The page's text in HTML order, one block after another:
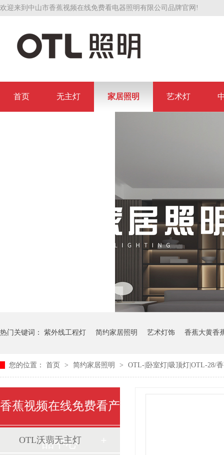
欢迎来到中山市香蕉视频在线免费看电器照明有限公司品牌官网!
首页 无主灯 家居照明 艺术灯
热门关键词： 紫外线工程灯 简约家居照明 艺术灯饰 香蕉大黄香
您的位置： 首页 > 简约家居照明 > OTL-|卧室灯|吸顶灯|OTL-28/
香蕉视频在线免费看产
品中心
OTL沃翡无主灯